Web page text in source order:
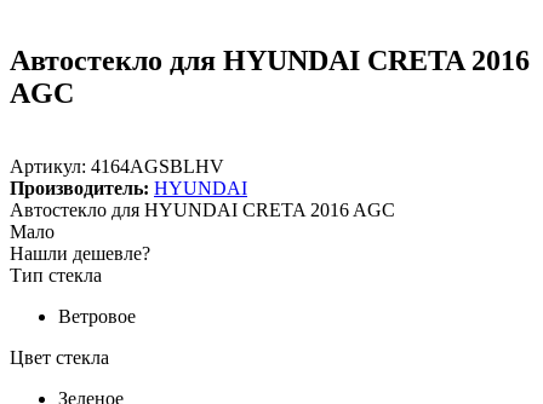
Автостекло для HYUNDAI CRETA 2016
AGC
Артикул: 4164AGSBLHV
Производитель: HYUNDAI
Автостекло для HYUNDAI CRETA 2016 AGC
Мало
Нашли дешевле?
Тип стекла
Ветровое
Цвет стекла
Зеленое